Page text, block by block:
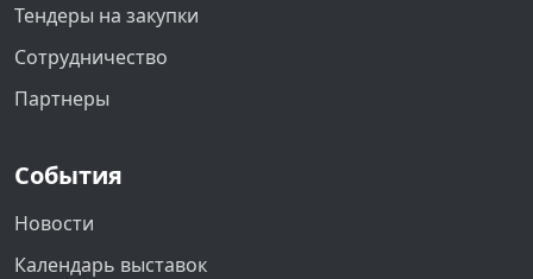
Тендеры на закупки
Сотрудничество
Партнеры
События
Новости
Календарь выставок